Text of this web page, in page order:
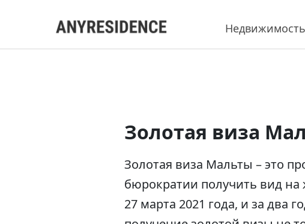
Недвижимость
Золотая виза
Золотая виза Мальты – это
бюрократии получить вид
27 марта 2021 года, и за два